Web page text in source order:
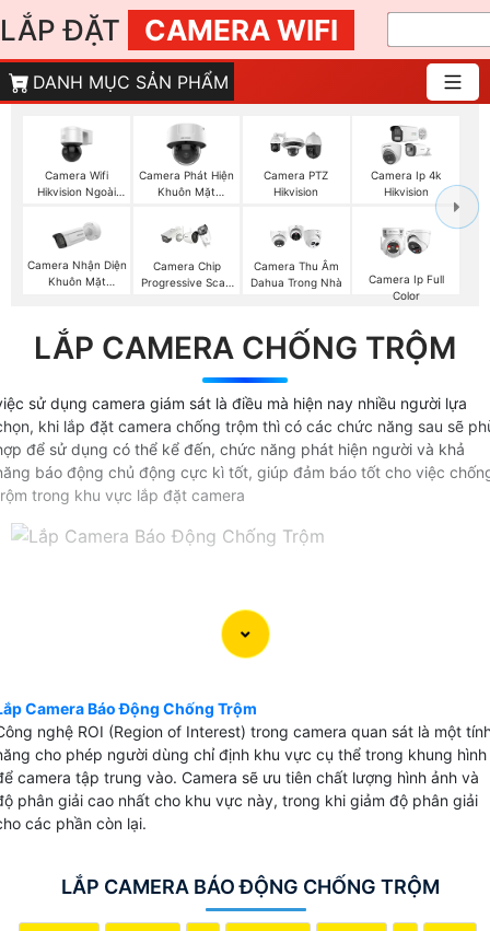
LẮP ĐẶT CAMERA WIFI
DANH MỤC SẢN PHẨM
Camera Wifi
Hikvision Ngoài
Camera Phát Hiện
Khuôn Mặt
Camera PTZ
Hikvision
Camera Ip 4k
Hikvision
Camera Nhận Diện
Khuôn Mặt
Camera Chip
Progressive Scan
Camera Thu Âm
Dahua Trong Nhà
Camera Ip Full
Color
LẮP CAMERA CHỐNG TRỘM
sử dụng camera giám sát là điều mà hiện nay nhiều người lựa
khi lắp đặt camera chống trộm thì có các chức năng sau sẽ
để sử dụng có thể kể đến, chức năng phát hiện người và khả
báo động chủ động cực kì tốt, giúp đảm báo tốt cho việc
trong khu vực lắp đặt camera
Camera Báo Động Chống Trộm
nghệ ROI (Region of Interest) trong camera quan sát là một
cho phép người dùng chỉ định khu vực cụ thể trong khung hình
camera tập trung vào. Camera sẽ ưu tiên chất lượng hình ảnh và
phân giải cao nhất cho khu vực này, trong khi giảm độ phân giải
các phần còn lại.
LẮP CAMERA BÁO ĐỘNG CHỐNG TRỘM